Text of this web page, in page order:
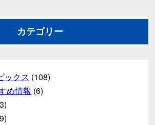
カテゴリー
ックス (108)
め情報 (6)